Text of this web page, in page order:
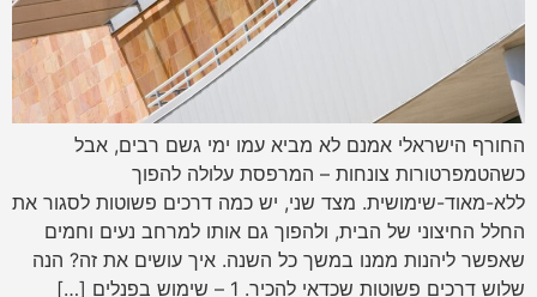
החורף הישראלי אמנם לא מביא עמו ימי גשם רבים, אבל
כשהטמפרטורות צונחות – המרפסת עלולה להפוך
ללא-מאוד-שימושית. מצד שני, יש כמה דרכים פשוטות לסגור את
החלל החיצוני של הבית, ולהפוך גם אותו למרחב נעים וחמים
שאפשר ליהנות ממנו במשך כל השנה. איך עושים את זה? הנה
שלוש דרכים פשוטות שכדאי להכיר. 1 – שימוש בפנלים […]